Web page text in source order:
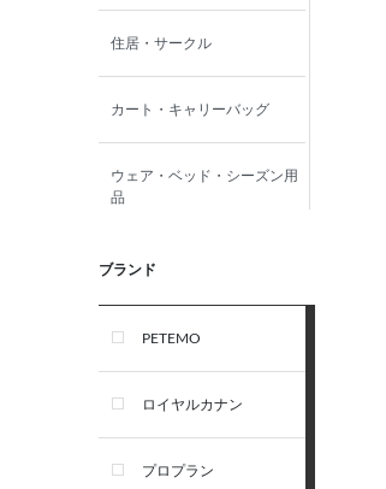
住居・サークル
カート・キャリーバッグ
ウェア・ベッド・シーズン用
品
首輪・ハーネス(胴輪)・リー
ブランド
PETEMO
ロイヤルカナン
プロプラン